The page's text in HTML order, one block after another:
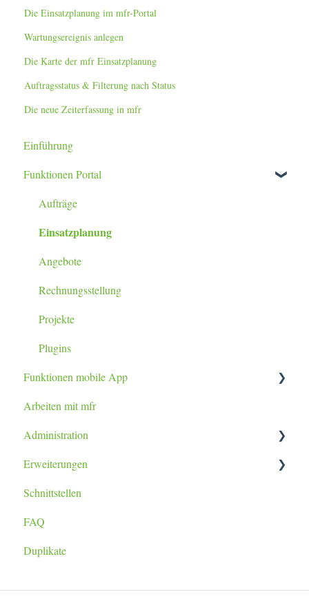
Die Einsatzplanung im mfr-Portal
Wartungsereignis anlegen
Die Karte der mfr Einsatzplanung
Auftragsstatus & Filterung nach Status
Die neue Zeiterfassung in mfr
Einführung
Funktionen Portal
Aufträge
Einsatzplanung
Angebote
Rechnungsstellung
Projekte
Plugins
Funktionen mobile App
Tablet / Smartphone App
Arbeiten mit mfr
Administration
Datenimport
Berichtsanpassung
Erweiterungen
lexoffice Plugin
Schnittstellen
FAQ
Duplikate